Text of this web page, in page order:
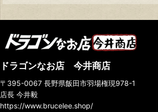
ドラゴンなお店 今井商店
〒395-0067 長野県飯田市羽場権現978-1
店長 今井毅
https://www.brucelee.shop/